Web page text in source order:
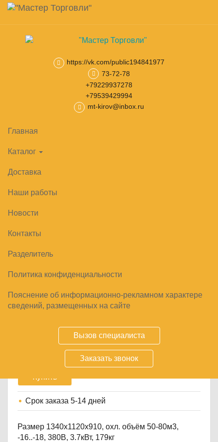
Skip
main
content
Навигация
https://vk.com/public194841977
73-72-78
+79229937278
+79539429994
mt-kirov@inbox.ru
Главная
Каталог
Доставка
Наши работы
Новости
Контакты
Разделитель
Политика конфиденциальности
Пояснение об информационно-рекламном характере
сведений, размещенных на сайте
Вызов специалиста
Заказать звонок
Корзина
товар(ов)
Камеры, холодильные машины
МОНОБЛОК НИЗКОТЕМПЕРАТУРНЫЙ
АРИАДА ALS 235
Купить
Срок заказа 5-14 дней
Размер 1340х1120х910, охл. объём 50-80м3,
-16..-18, 380В, 3.7кВт, 179кг